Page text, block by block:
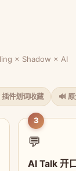
× Shadow × AI
件划词收藏 🔊
3
💬
AI Talk 开